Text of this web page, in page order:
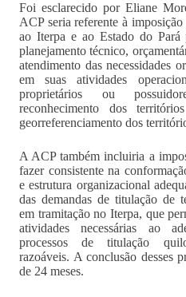
Foi esclarecido por Eliane
ACP seria referente à
ao Iterpa e ao Estado do Pará
planejamento técnico,
atendimento das necessidades
em suas atividades
proprietários ou
reconhecimento dos
georreferenciamento dos
A ACP também incluiria a
fazer consistente na
e estrutura organizacional
das demandas de titulação de
em tramitação no Iterpa, que
atividades necessárias ao
processos de titulação
razoáveis. A conclusão desses
de 24 meses.